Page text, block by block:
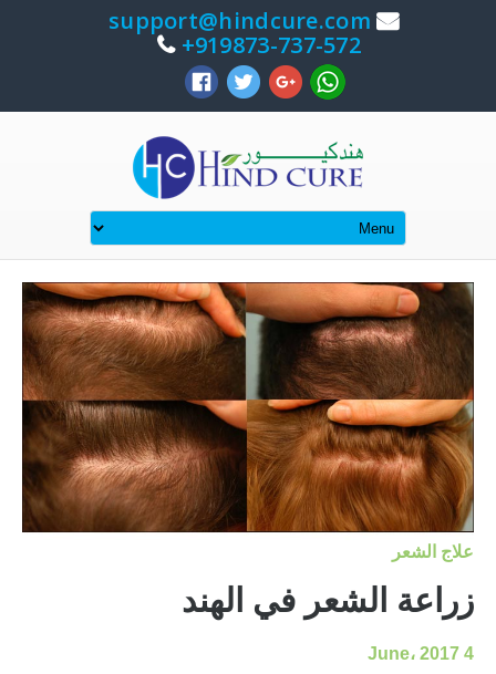
support@hindcure.com
919873-737-572+
علاج الشعر
زراعة الشعر في الهند
4 June، 2017